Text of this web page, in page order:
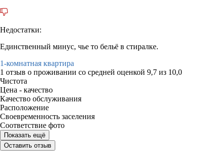
Недостатки:
Единственный минус, чье то бельё в стиралке.
1-комнатная квартира
1 отзыв о проживании со средней оценкой 9,7 из 10,0
Чистота
Цена - качество
Качество обслуживания
Расположение
Своевременность заселения
Соответствие фото
Показать ещё
Оставить отзыв